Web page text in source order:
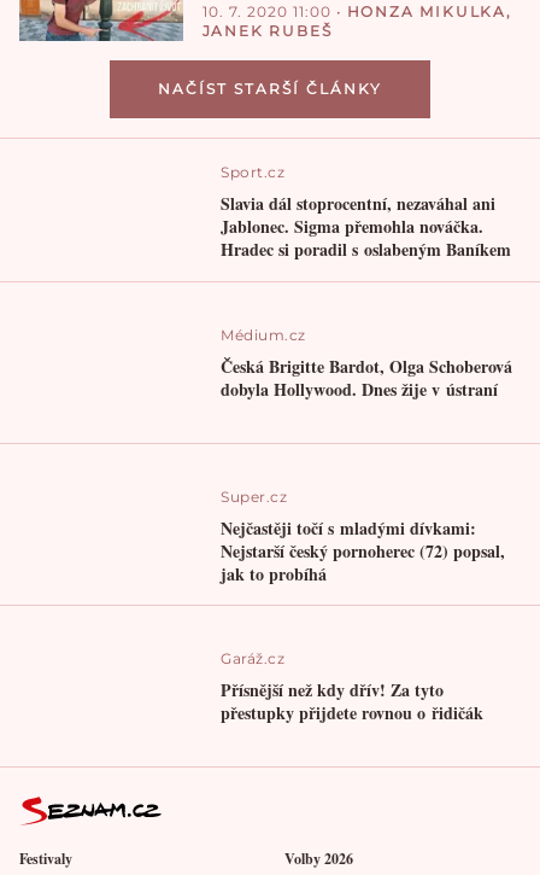
10. 7. 2020 11:00 • HONZA MIKULKA,
JANEK RUBEŠ
NAČÍST STARŠÍ ČLÁNKY
Sport.cz
Slavia dál stoprocentní, nezaváhal ani
Jablonec. Sigma přemohla nováčka.
Hradec si poradil s oslabeným Baníkem
Médium.cz
Česká Brigitte Bardot, Olga Schoberová
dobyla Hollywood. Dnes žije v ústraní
Super.cz
Nejčastěji točí s mladými dívkami:
Nejstarší český pornoherec (72) popsal,
jak to probíhá
Garáž.cz
Přísnější než kdy dřív! Za tyto
přestupky přijdete rovnou o řidičák
Festivaly Volby 2026